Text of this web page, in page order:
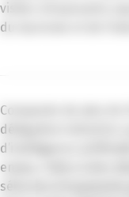
visites d’exposants
du tourisme et de
Composée de plus de
délégation industrie a
d’intelligence
enjeux. Grâce à des
sélection